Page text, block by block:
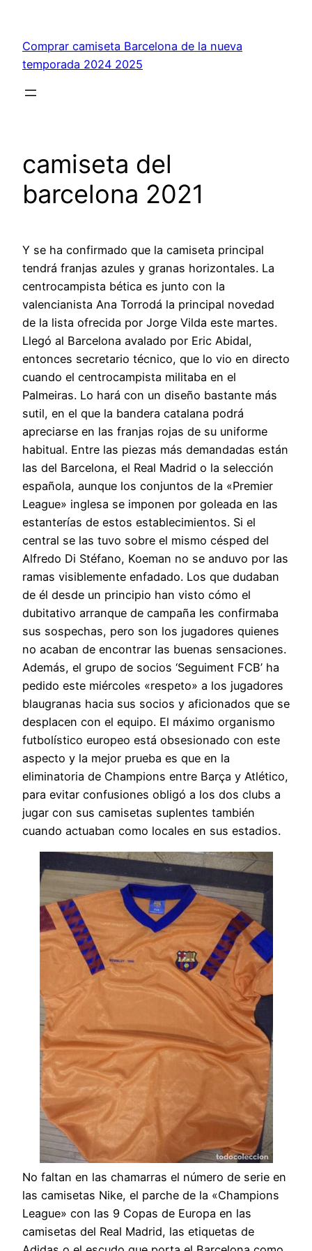
contenido
Comprar camiseta Barcelona de la nueva
temporada 2024 2025
camiseta del
barcelona 2021
Y se ha confirmado que la camiseta principal
tendrá franjas azules y granas horizontales. La
centrocampista bética es junto con la
valencianista Ana Torrodá la principal novedad
de la lista ofrecida por Jorge Vilda este martes.
Llegó al Barcelona avalado por Eric Abidal,
entonces secretario técnico, que lo vio en directo
cuando el centrocampista militaba en el
Palmeiras. Lo hará con un diseño bastante más
sutil, en el que la bandera catalana podrá
apreciarse en las franjas rojas de su uniforme
habitual. Entre las piezas más demandadas están
las del Barcelona, el Real Madrid o la selección
española, aunque los conjuntos de la «Premier
League» inglesa se imponen por goleada en las
estanterías de estos establecimientos. Si el
central se las tuvo sobre el mismo césped del
Alfredo Di Stéfano, Koeman no se anduvo por las
ramas visiblemente enfadado. Los que dudaban
de él desde un principio han visto cómo el
dubitativo arranque de campaña les confirmaba
sus sospechas, pero son los jugadores quienes
no acaban de encontrar las buenas sensaciones.
Además, el grupo de socios ‘Seguiment FCB’ ha
pedido este miércoles «respeto» a los jugadores
blaugranas hacia sus socios y aficionados que se
desplacen con el equipo. El máximo organismo
futbolístico europeo está obsesionado con este
aspecto y la mejor prueba es que en la
eliminatoria de Champions entre Barça y Atlético,
para evitar confusiones obligó a los dos clubs a
jugar con sus camisetas suplentes también
cuando actuaban como locales en sus estadios.
No faltan en las chamarras el número de serie en
las camisetas Nike, el parche de la «Champions
League» con las 9 Copas de Europa en las
camisetas del Real Madrid, las etiquetas de